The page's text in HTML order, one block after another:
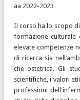
aa 2022-2023
Il corso ha lo scopo
formazione culturale
elevate competenze
di ricerca sia
che ostetrica. Gli
scientifiche, i valori
professioni